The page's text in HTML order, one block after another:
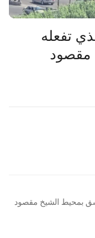
240p
autoتفعله
بمحيط الشيخ مقصود